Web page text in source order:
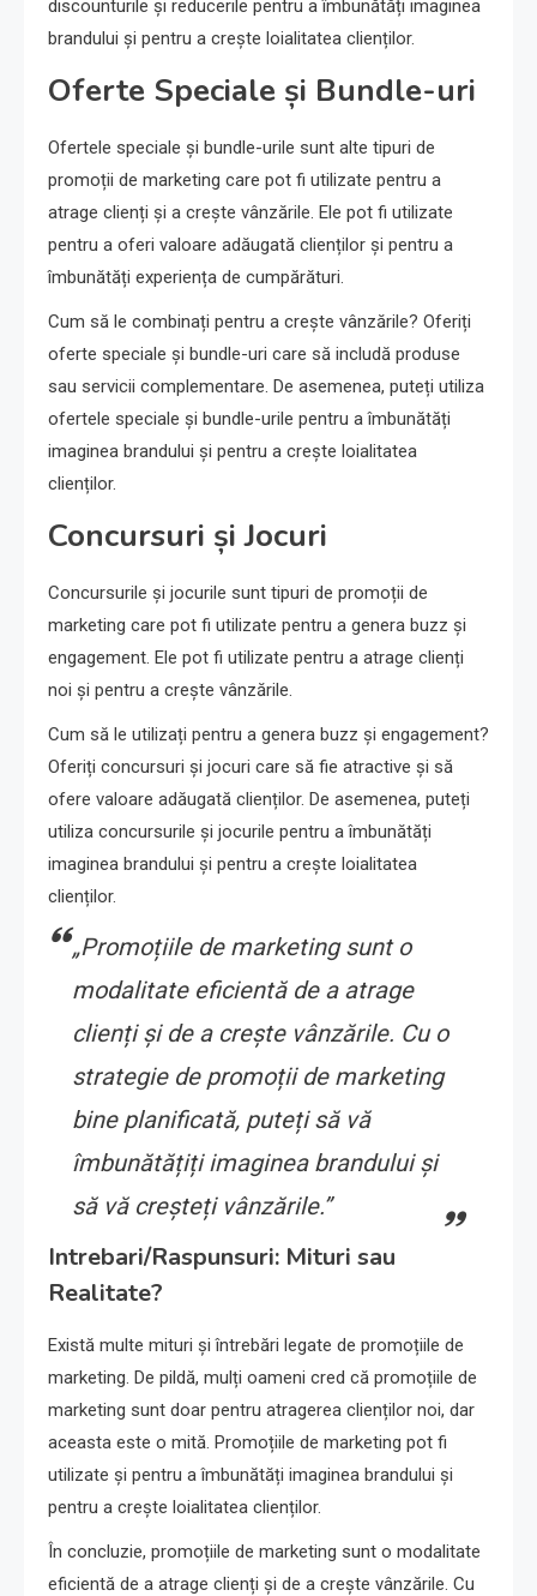
discounturile și reducerile pentru a îmbunătăți imaginea
brandului și pentru a crește loialitatea clienților.
Oferte Speciale și Bundle-uri
Ofertele speciale și bundle-urile sunt alte tipuri de
promoții de marketing care pot fi utilizate pentru a
atrage clienți și a crește vânzările. Ele pot fi utilizate
pentru a oferi valoare adăugată clienților și pentru a
îmbunătăți experiența de cumpărături.
Cum să le combinați pentru a crește vânzările? Oferiți
oferte speciale și bundle-uri care să includă produse
sau servicii complementare. De asemenea, puteți utiliza
ofertele speciale și bundle-urile pentru a îmbunătăți
imaginea brandului și pentru a crește loialitatea
clienților.
Concursuri și Jocuri
Concursurile și jocurile sunt tipuri de promoții de
marketing care pot fi utilizate pentru a genera buzz și
engagement. Ele pot fi utilizate pentru a atrage clienți
noi și pentru a crește vânzările.
Cum să le utilizați pentru a genera buzz și engagement?
Oferiți concursuri și jocuri care să fie atractive și să
ofere valoare adăugată clienților. De asemenea, puteți
utiliza concursurile și jocurile pentru a îmbunătăți
imaginea brandului și pentru a crește loialitatea
clienților.
„Promoțiile de marketing sunt o
modalitate eficientă de a atrage
clienți și de a crește vânzările. Cu o
strategie de promoții de marketing
bine planificată, puteți să vă
îmbunătățiți imaginea brandului și
să vă creșteți vânzările.”
Intrebari/Raspunsuri: Mituri sau
Realitate?
Există multe mituri și întrebări legate de promoțiile de
marketing. De pildă, mulți oameni cred că promoțiile de
marketing sunt doar pentru atragerea clienților noi, dar
aceasta este o mită. Promoțiile de marketing pot fi
utilizate și pentru a îmbunătăți imaginea brandului și
pentru a crește loialitatea clienților.
În concluzie, promoțiile de marketing sunt o modalitate
eficientă de a atrage clienți și de a crește vânzările. Cu